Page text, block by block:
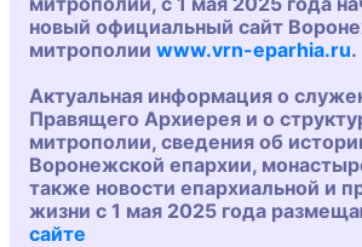
новый официальный сайт
митрополии www.vrn-eparhia.ru.
Актуальная информация о
Правящего Архиерея и о
митрополии, сведения об
Воронежской епархии,
также новости епархиальной и
жизни с 1 мая 2025 года
сайте